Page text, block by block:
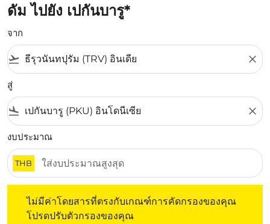
ดัม ไปยัง เปกันบารู*
จาก
flight_takeoff close
สู่
flight_land close
งบประมาณ
THB
ไม่มีค่าโดยสารที่ตรงกับเกณฑ์การคัดกรองของคุณ
โปรดปรับตัวกรองของคุณ